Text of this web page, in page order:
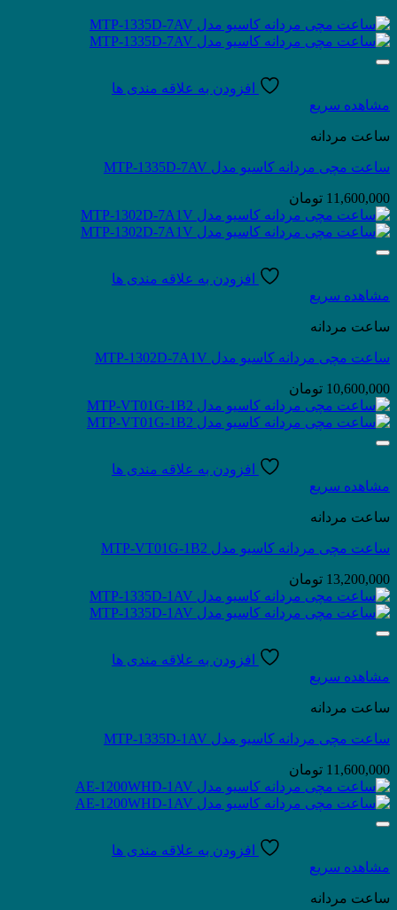
افزودن به علاقه مندی ها
مشاهده سریع
ساعت مردانه
ساعت مچی مردانه کاسیو مدل MTP-1335D-7AV
11,600,000 تومان
افزودن به علاقه مندی ها
مشاهده سریع
ساعت مردانه
ساعت مچی مردانه کاسیو مدل MTP-1302D-7A1V
10,600,000 تومان
افزودن به علاقه مندی ها
مشاهده سریع
ساعت مردانه
ساعت مچی مردانه کاسیو مدل MTP-VT01G-1B2
13,200,000 تومان
افزودن به علاقه مندی ها
مشاهده سریع
ساعت مردانه
ساعت مچی مردانه کاسیو مدل MTP-1335D-1AV
11,600,000 تومان
افزودن به علاقه مندی ها
مشاهده سریع
ساعت مردانه